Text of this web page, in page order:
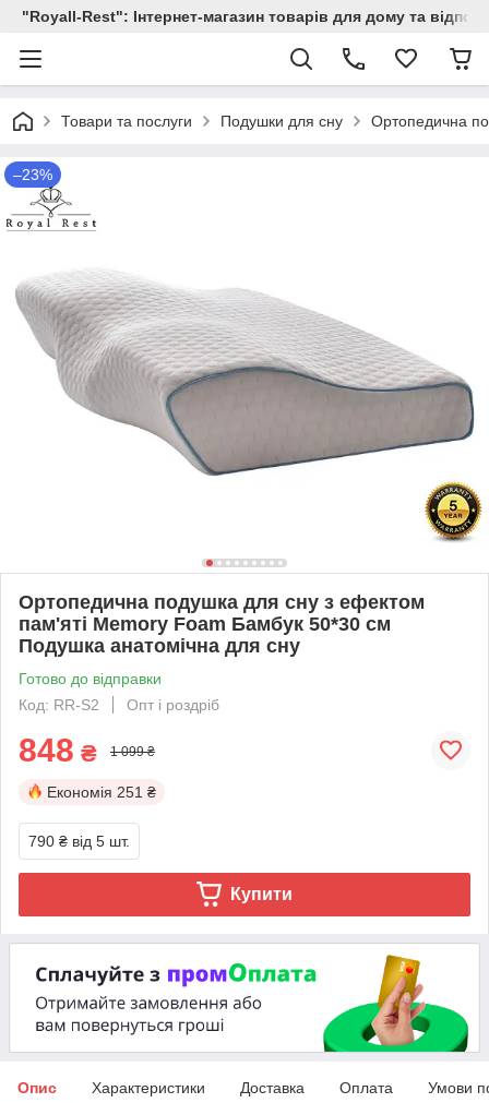
"Royall-Rest": Інтернет-магазин товарів для дому та
Товари та послуги Подушки для сну Ортопедична
–23%
Ортопедична подушка для сну з ефектом
пам'яті Memory Foam Бамбук 50*30 см
Подушка анатомічна для сну
Готово до відправки
Код: RR-S2
Опт і роздріб
848 ₴ 1 099 ₴
Економія 251 ₴
790 ₴ від 5 шт.
Купити
Опис Характеристики Доставка Оплата Умови